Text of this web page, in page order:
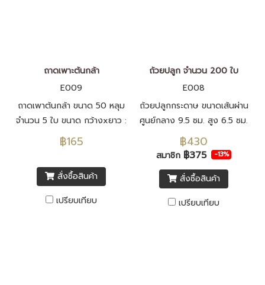
ถาดเพาะต้นกล้า
E009
ถาดเพาต้นกล้า ขนาด 50 หลุม
จำนวน 5 ใบ ขนาด กว้างxยาว :
4.6x4.6 Cm ลึก 5.5 cm
฿165
สั่งซื้อสินค้า
เปรียบเทียบ
ถ้วยปลูก จำนวน 200 ใบ
E008
ถ้วยปลูกกระดาษ ขนาดเส้นผ่าน
ศูนย์กลาง 9.5 ซม. สูง 6.5 ซม.
฿430
สมาชิก ฿375 -13%
สั่งซื้อสินค้า
เปรียบเทียบ